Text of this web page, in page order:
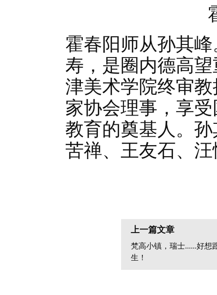
霍春阳师从孙其
寿，是圈内德高
津美术学院终审
家协会理事，享
教育的奠基人。
苦禅、王友石、
上一篇文章
梵高小镇，瑞士......好想
生！